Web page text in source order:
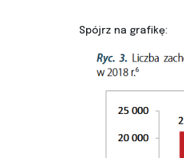
Spójrz na grafikę: